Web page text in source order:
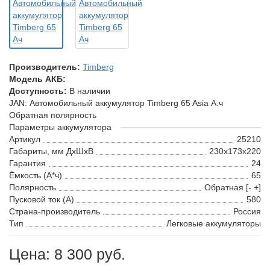
Производитель: Timberg
Модель АКБ:
Доступность: В наличии
JAN: Автомобильный аккумулятор Timberg 65 Asia А.ч
Обратная полярность
Параметры аккумулятора
Артикул
25210
Габариты, мм ДхШхВ
230x173x220
Гарантия
24
Ёмкость (А*ч)
65
Полярность
Обратная [- +]
Пусковой ток (А)
580
Страна-производитель
Россия
Тип
Легковые аккумуляторы
Цена: 8 300 руб.